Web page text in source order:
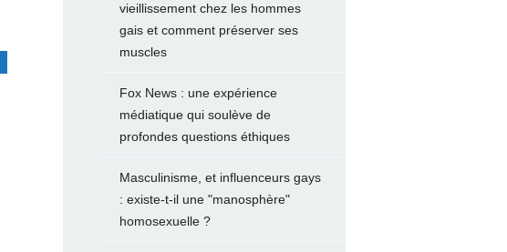
vieillissement chez les hommes
gais et comment préserver ses
muscles
Fox News : une expérience
médiatique qui soulève de
profondes questions éthiques
Masculinisme, et influenceurs gays
: existe-t-il une "manosphère"
homosexuelle ?